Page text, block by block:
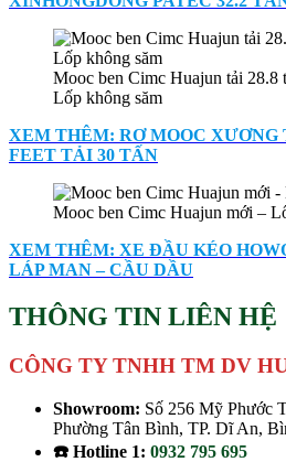
Mooc ben Cimc Huajun tải 28.8
Lốp không săm
XEM THÊM: RƠ MOOC XƯƠNG
FEET TẢI 30 TẤN
Mooc ben Cimc Huajun mới –
XEM THÊM: XE ĐẦU KÉO
LÁP MAN – CẦU DẦU
THÔNG TIN LIÊN HỆ
CÔNG TY TNHH TM DV
Showroom: Số 256 Mỹ Phước
Phường Tân Bình, TP. Dĩ An,
☎️ Hotline 1: 0932 795 695